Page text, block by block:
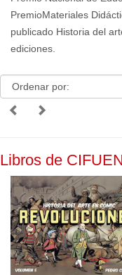
PremioMateriales
publicado Historia del
ediciones.
Libros de